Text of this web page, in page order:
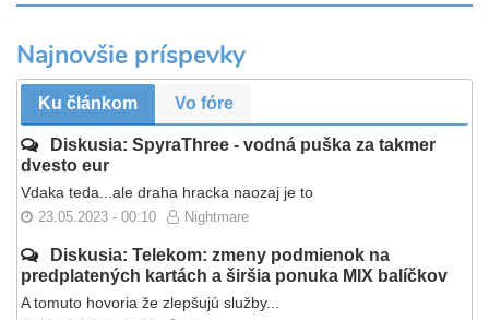
Najnovšie príspevky
Ku článkom Vo fóre
Diskusia: SpyraThree - vodná puška za takmer
dvesto eur
Vdaka teda...ale draha hracka naozaj je to
23.05.2023 - 00:10 Nightmare
Diskusia: Telekom: zmeny podmienok na
predplatených kartách a širšia ponuka MIX balíčkov
A tomuto hovoria že zlepšujú služby...